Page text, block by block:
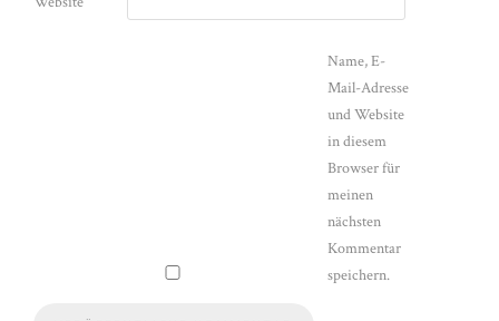
Name, E-
Mail-Adresse
und Website
in diesem
Browser für
meinen
nächsten
Kommentar
speichern.